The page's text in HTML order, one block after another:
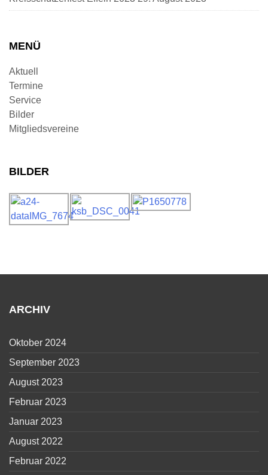
MENÜ
Aktuell
Termine
Service
Bilder
Mitgliedsvereine
BILDER
ARCHIV
Oktober 2024
September 2023
August 2023
Februar 2023
Januar 2023
August 2022
Februar 2022